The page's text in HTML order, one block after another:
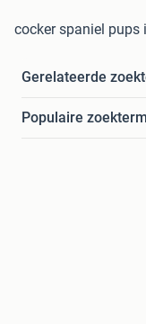
cocker spaniel pups
Gerelateerde
Populaire